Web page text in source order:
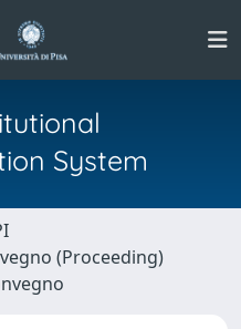
System
(Proceeding)